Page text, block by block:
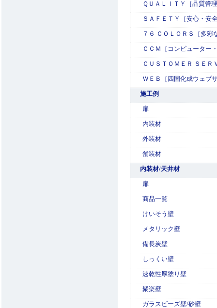
ＱＵＡＬＩＴＹ［品質管
ＳＡＦＥＴＹ［安心・安
７６ ＣＯＬＯＲＳ［多彩
ＣＣＭ［コンピューター
ＣＵＳＴＯＭＥＲ ＳＥＲ
ＷＥＢ［四国化成ウェブ
施工例
扉
内装材
外装材
舗装材
内装材/天井材
扉
商品一覧
けいそう壁
メタリック壁
備長炭壁
しっくい壁
速乾性厚塗り壁
聚楽壁
ガラスビーズ壁/砂壁